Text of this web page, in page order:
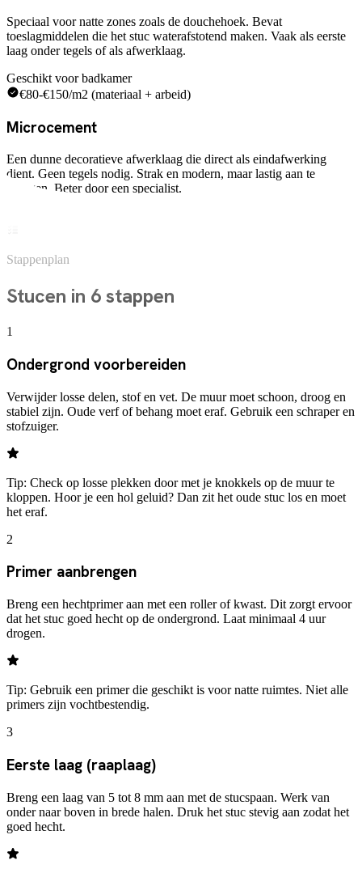
Speciaal voor natte zones zoals de douchehoek. Bevat
toeslagmiddelen die het stuc waterafstotend maken. Vaak als eerste
laag onder tegels of als afwerklaag.
Geschikt voor badkamer
€80-€150/m2 (materiaal + arbeid)
Microcement
Een dunne decoratieve afwerklaag die direct als eindafwerking
dient. Geen tegels nodig. Strak en modern, maar lastig aan te
brengen. Beter door een specialist.
Stappenplan
Stucen in 6 stappen
1
Ondergrond voorbereiden
Verwijder losse delen, stof en vet. De muur moet schoon, droog en
stabiel zijn. Oude verf of behang moet eraf. Gebruik een schraper en
stofzuiger.
Tip: Check op losse plekken door met je knokkels op de muur te
kloppen. Hoor je een hol geluid? Dan zit het oude stuc los en moet
het eraf.
2
Primer aanbrengen
Breng een hechtprimer aan met een roller of kwast. Dit zorgt ervoor
dat het stuc goed hecht op de ondergrond. Laat minimaal 4 uur
drogen.
Tip: Gebruik een primer die geschikt is voor natte ruimtes. Niet alle
primers zijn vochtbestendig.
3
Eerste laag (raaplaag)
Breng een laag van 5 tot 8 mm aan met de stucspaan. Werk van
onder naar boven in brede halen. Druk het stuc stevig aan zodat het
goed hecht.